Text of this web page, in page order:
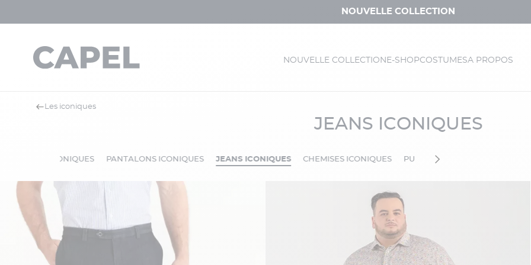
NOUVELLE COLLECTION
NOUVELLE COLLECTION E-SHOPCOSTUMESA PROPOS
Les iconiques
JEANS ICONIQUES
ICONIQUES PANTALONS ICONIQUES JEANS ICONIQUES CHEMISES ICONIQUES PULLS ICONIQUES POLOS